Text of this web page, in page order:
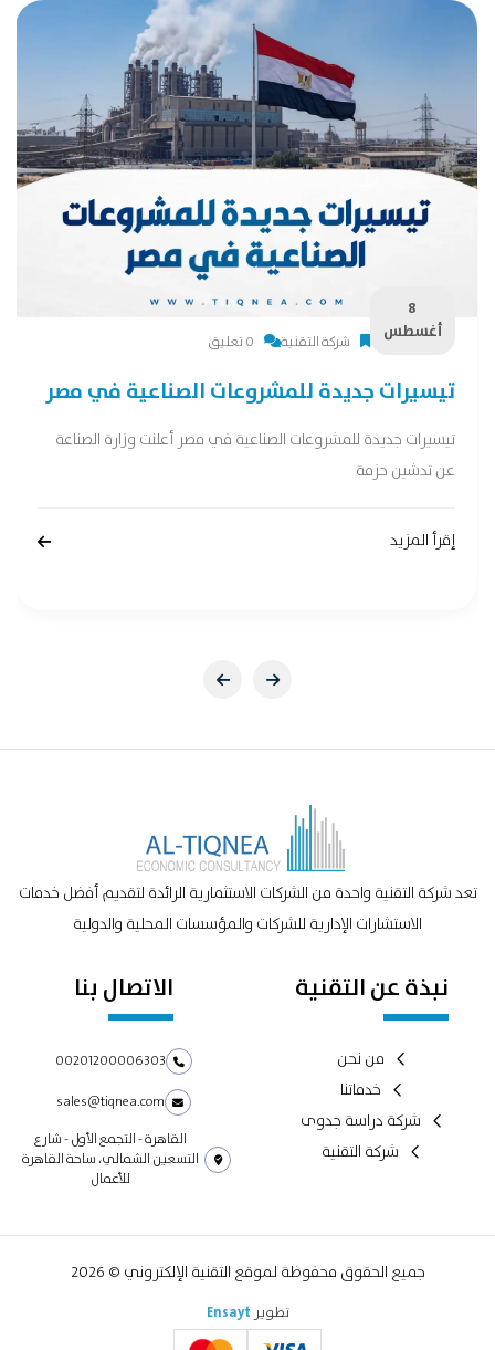
8
أغسطس
شركة التقنية 0 تعليق
تيسيرات جديدة للمشروعات الصناعية في مصر
تيسيرات جديدة للمشروعات الصناعية في مصر أعلنت وزارة الصناعة
عن تدشين حزمة
إقرأ المزيد
تعد شركة التقنية واحدة من الشركات الاستثمارية الرائدة لتقديم أفضل خدمات
الاستشارات الإدارية للشركات والمؤسسات المحلية والدولية
نبذة عن التقنية
من نحن
خدماتنا
شركة دراسة جدوى
شركة التقنية
الاتصال بنا
00201200006303
sales@tiqnea.com
القاهرة - التجمع الأول - شارع
التسعين الشمالي، ساحة القاهرة
للأعمال
جميع الحقوق محفوظة لموقع التقنية الإلكتروني © 2026
تطوير Ensayt